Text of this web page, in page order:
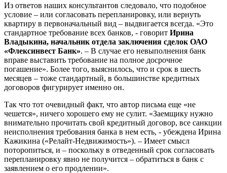
Из ответов наших консультантов следовало, что подобное
условие – или согласовать перепланировку, или вернуть
квартиру в первоначальный вид – выдвигается всегда. «Это
стандартное требование всех банков, - говорит Ирина
Владыкина, начальник отдела заключения сделок ОАО
«Флексинвест Банк». – В случае его невыполнения банк
вправе выставить требование на полное досрочное
погашение». Более того, выяснилось, что и срок в шесть
месяцев – тоже стандартный, в большинстве кредитных
договоров фигурирует именно он.
Так что тот очевидный факт, что автор письма еще «не
чешется», ничего хорошего ему не сулит. «Заемщику нужно
внимательно прочитать свой кредитный договор, все санкции
неисполнения требования банка в нем есть, - убеждена Ирина
Кажикина («Релайт-Недвижимость»). – Имеет смысл
поторопиться, и – поскольку в отведенный срок согласовать
перепланировку явно не получится – обратиться в банк с
заявлением о его продлении».